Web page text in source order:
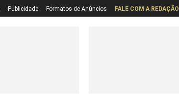
Publicidade Formatos de Anúncios FALE COM A REDAÇÃO